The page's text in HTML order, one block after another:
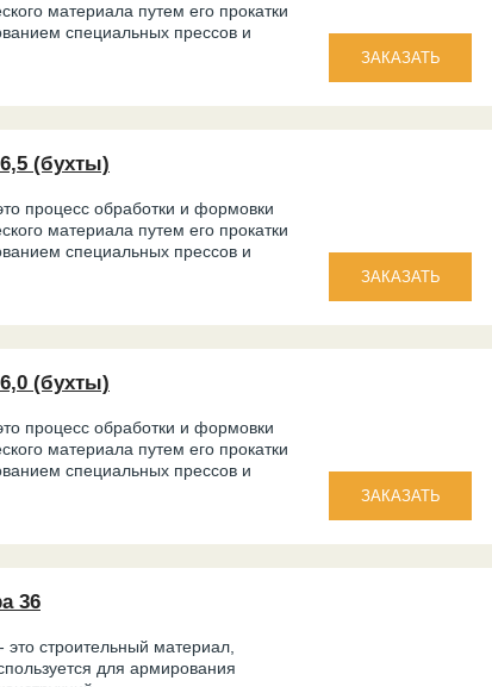
материала путем его прокатки
специальных прессов и
(бухты)
процесс обработки и формовки
материала путем его прокатки
специальных прессов и
(бухты)
процесс обработки и формовки
материала путем его прокатки
специальных прессов и
36
это строительный материал,
для армирования